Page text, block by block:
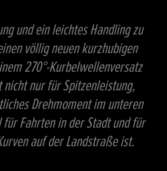
und ein leichtes Handling zu
völlig neuen kurzhubigen
270°-Kurbelwellenversatz
nur für Spitzenleistung,
Drehmoment im unteren
Fahrten in der Stadt und für
auf der Landstraße ist.